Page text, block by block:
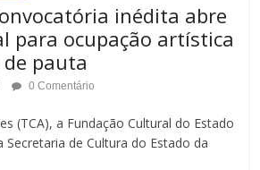
inédita abre
para ocupação artística
pauta
0 Comentário
(TCA), a Fundação Cultural do Estado
Secretaria de Cultura do Estado da